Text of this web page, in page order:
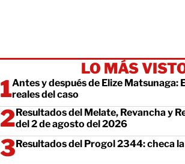
LO MÁS
Antes y después de Elize Matsunaga:
reales del caso
Resultados del Melate, Revancha y
del 2 de agosto del 2026
Resultados del Progol 2344: checa